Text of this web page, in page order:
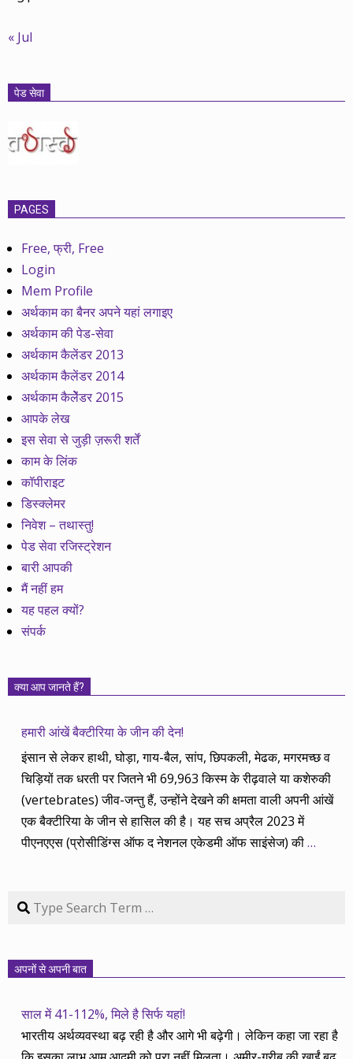
« Jul
पेड सेवा
PAGES
Free, फ्री, Free
Login
Mem Profile
अर्थकाम का बैनर अपने यहां लगाइए
अर्थकाम की पेड-सेवा
अर्थकाम कैलेंडर 2013
अर्थकाम कैलेंडर 2014
अर्थकाम कैलेेंडर 2015
आपके लेख
इस सेवा से जुड़ी ज़रूरी शर्तें
काम के लिंक
कॉपीराइट
डिस्क्लेमर
निवेश – तथास्तु!
पेड सेवा रजिस्ट्रेशन
बारी आपकी
मैं नहीं हम
यह पहल क्यों?
संपर्क
क्या आप जानते हैं?
हमारी आंखें बैक्टीरिया के जीन की देन!
इंसान से लेकर हाथी, घोड़ा, गाय-बैल, सांप, छिपकली, मेढक, मगरमच्छ व
चिड़ियों तक धरती पर जितने भी 69,963 किस्म के रीढ़वाले या कशेरुकी
(vertebrates) जीव-जन्तु हैं, उन्होंने देखने की क्षमता वाली अपनी आंखें
एक बैक्टीरिया के जीन से हासिल की है। यह सच अप्रैल 2023 में
पीएनएएस (प्रोसीडिंग्स ऑफ द नेशनल एकेडमी ऑफ साइंसेज) की…
Search
अपनों से अपनी बात
साल में 41-112%, मिले है सिर्फ यहां!
भारतीय अर्थव्यवस्था बढ़ रही है और आगे भी बढ़ेगी। लेकिन कहा जा रहा है